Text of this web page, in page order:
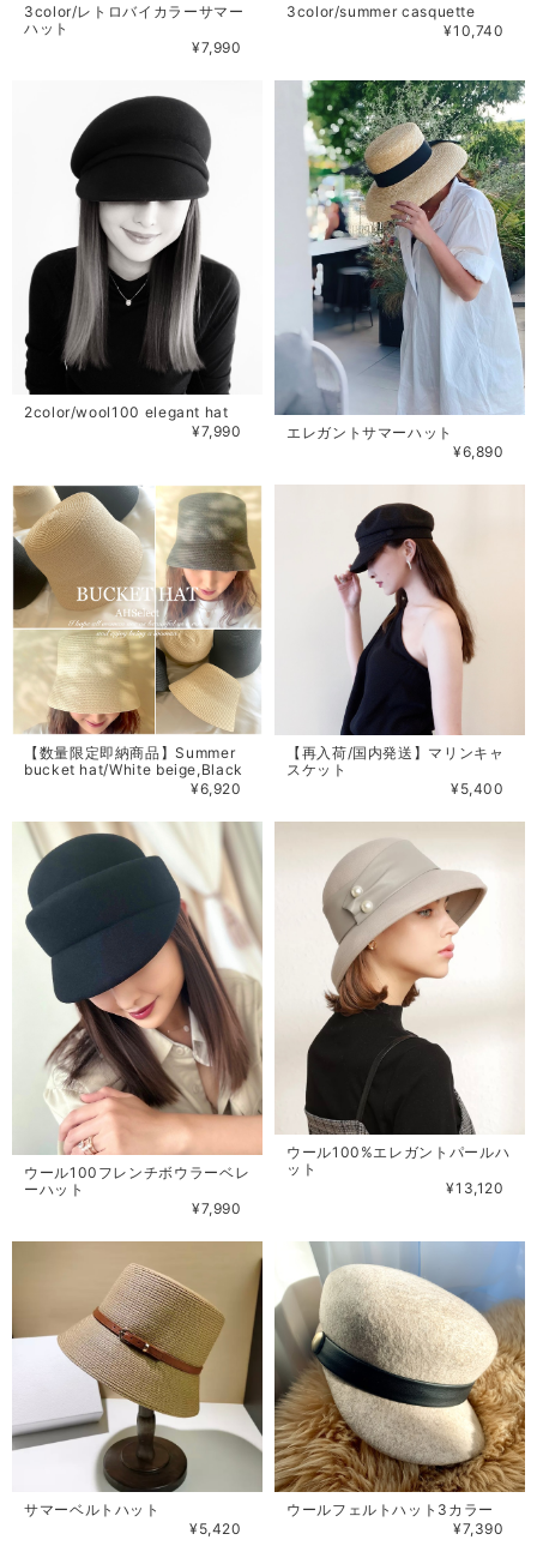
3color/レトロバイカラーサマー
ハット
¥7,990
3color/summer casquette
¥10,740
2color/wool100 elegant hat
¥7,990
エレガントサマーハット
¥6,890
【数量限定即納商品】Summer
bucket hat/White beige,Black
¥6,920
【再入荷/国内発送】マリンキャ
スケット
¥5,400
ウール100フレンチボウラーベレ
ーハット
¥7,990
ウール100%エレガントパールハ
ット
¥13,120
サマーベルトハット
¥5,420
ウールフェルトハット3カラー
¥7,390